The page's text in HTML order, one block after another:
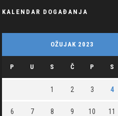
KALENDAR DOGAĐANJA
OŽUJAK 2023
P U S Č P S
1 2 3 4
6 7 8 9 10 11